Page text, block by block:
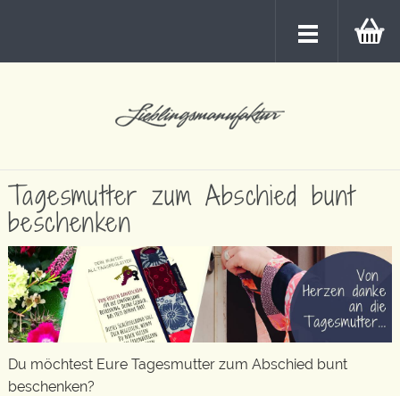
Tagesmutter zum Abschied bunt
beschenken
Du möchtest Eure Tagesmutter zum Abschied bunt
beschenken?